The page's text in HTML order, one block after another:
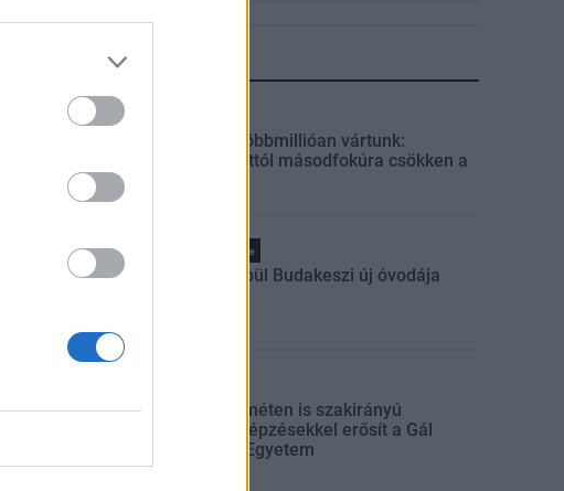
LEGFRISSEBB
Amire többmillióan vártunk:
szombattól másodfokúra csökken a
Pest megye
Fából épül Budakeszi új óvodája
Kecskeméten is szakirányú
továbbképzésekkel erősít a Gál
Ferenc Egyetem